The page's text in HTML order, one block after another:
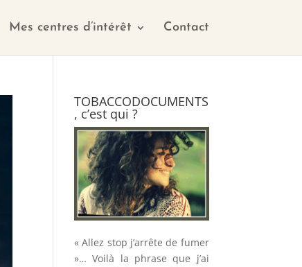
Mes centres d’intérêt Contact
TOBACCODOCUMENTS
, c’est qui ?
« Allez stop j’arrête de fumer
»… Voilà la phrase que j’ai